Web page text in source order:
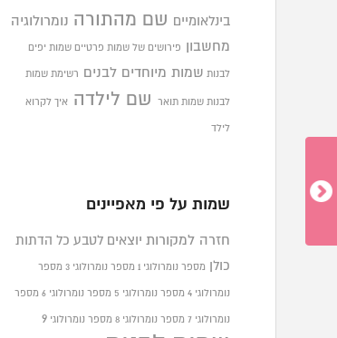
בינלאומיים שם מהתורה נומרולוגיה
מחשבון פירושים של שמות פרטיים שמות יפים
לבנות שמות מיוחדים לבנים רשימת שמות
לבנות שמות תואר שם לילדה איך לקרוא
לילד
שמות על פי מאפיינים
חזרה למקורות יוצאים לטבע כל הדתות
כולן מספר נומרולוגי 1 מספר נומרולוגי 3 מספר
נומרולוגי 4 מספר נומרולוגי 5 מספר נומרולוגי 6 מספר
נומרולוגי 7 מספר נומרולוגי 8 מספר נומרולוגי9